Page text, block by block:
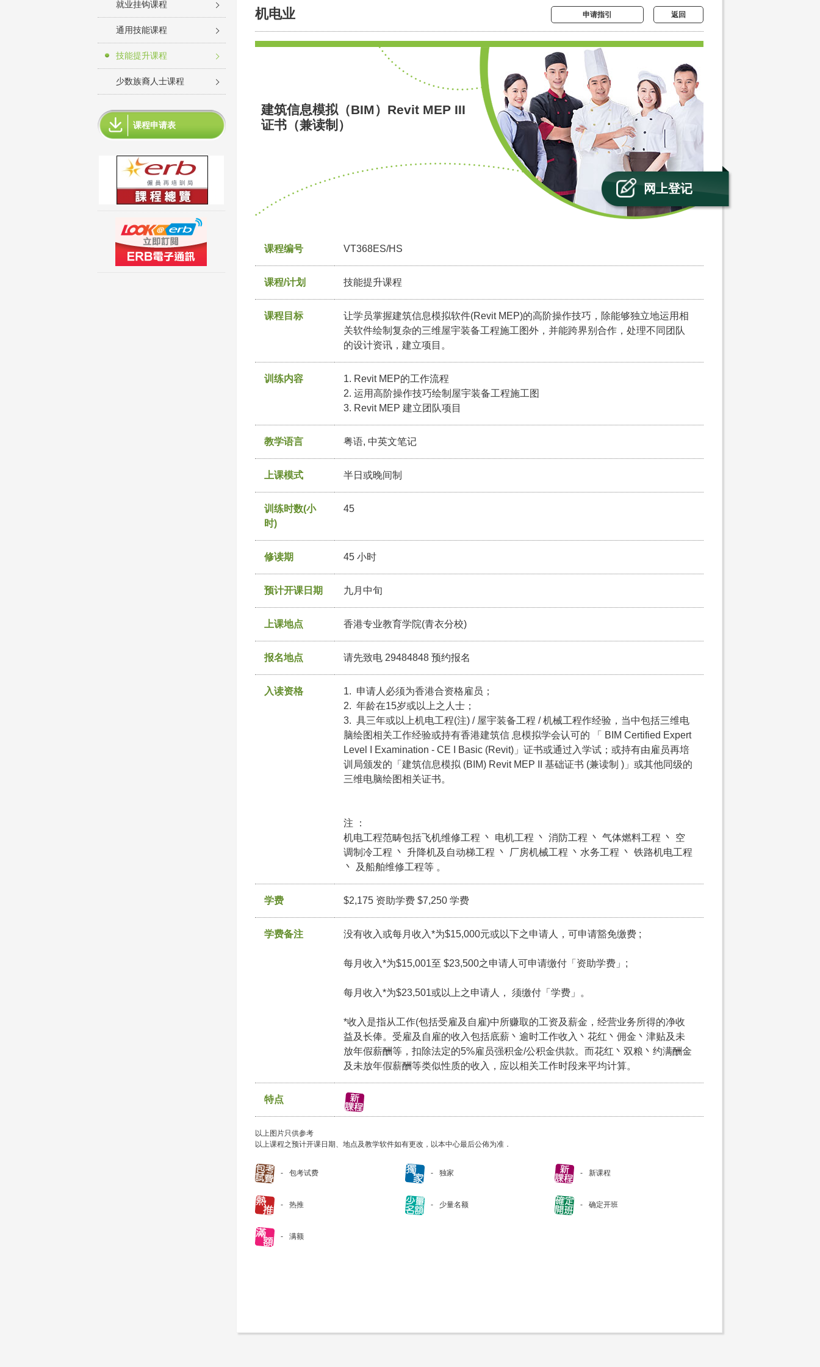
就业挂钩课程
通用技能课程
技能提升课程
少数族裔人士课程
课程申请表
机电业 申请指引 返回
建筑信息模拟（BIM）Revit MEP III
证书（兼读制）
网上登记
课程编号 VT368ES/HS
课程/计划 技能提升课程
课程目标
让学员掌握建筑信息模拟软件(Revit MEP)的高阶操作技巧，除能够独立地运用相
关软件绘制复杂的三维屋宇装备工程施工图外，并能跨界别合作，处理不同团队
的设计资讯，建立项目。
训练内容
1. Revit MEP的工作流程
2. 运用高阶操作技巧绘制屋宇装备工程施工图
3. Revit MEP 建立团队项目
教学语言 粤语, 中英文笔记
上课模式 半日或晚间制
训练时数(小
时)
45
修读期 45 小时
预计开课日期 九月中旬
上课地点 香港专业教育学院(青衣分校)
报名地点 请先致电 29484848 预约报名
入读资格
1. 申请人必须为香港合资格雇员；
2. 年龄在15岁或以上之人士；
3. 具三年或以上机电工程(注) / 屋宇装备工程 / 机械工程作经验，当中包括三维电
脑绘图相关工作经验或持有香港建筑信 息模拟学会认可的 「 BIM Certified Expert
Level I Examination - CE I Basic (Revit)」证书或通过入学试；或持有由雇员再培
训局颁发的「建筑信息模拟 (BIM) Revit MEP II 基础证书 (兼读制 )」或其他同级的
三维电脑绘图相关证书。
注 ：
机电工程范畴包括飞机维修工程 丶 电机工程 丶 消防工程 丶 气体燃料工程 丶 空
调制冷工程 丶 升降机及自动梯工程 丶 厂房机械工程 丶水务工程 丶 铁路机电工程
丶 及船舶维修工程等 。
学费 $2,175 资助学费 $7,250 学费
学费备注 没有收入或每月收入*为$15,000元或以下之申请人，可申请豁免缴费 ;
每月收入*为$15,001至 $23,500之申请人可申请缴付「资助学费」;
每月收入*为$23,501或以上之申请人， 须缴付「学费」。
*收入是指从工作(包括受雇及自雇)中所赚取的工资及薪金，经营业务所得的净收
益及长俸。受雇及自雇的收入包括底薪丶逾时工作收入丶花红丶佣金丶津贴及未
放年假薪酬等，扣除法定的5%雇员强积金/公积金供款。而花红丶双粮丶约满酬金
及未放年假薪酬等类似性质的收入，应以相关工作时段来平均计算。
特点
以上图片只供参考
以上课程之预计开课日期、地点及教学软件如有更改，以本中心最后公佈为准．
包考试费 独家 新课程
热推 少量名额 确定开班
满额